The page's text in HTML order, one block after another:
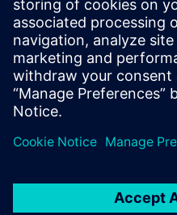
Personalised Quotation
If you require a standard list
example for your purchasing
link below. You first need to
after this a quotation will be
Provide Quotation